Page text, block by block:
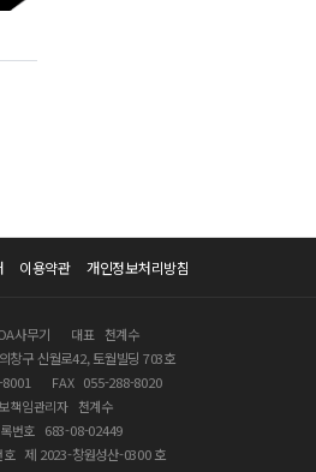
이용약관 개인정보처리방침
사무기 대표 천계수
창구 신월로42, 토월빌딩 703호
FAX 055-288-8020
책임관리자 천계수
번호 683-08-02449
호 제 2023-창원성산-0300 호